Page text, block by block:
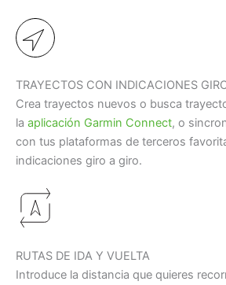
TRAYECTOS CON INDICACIONES
Crea trayectos nuevos o busca
la aplicación Garmin Connect, o
con tus plataformas de terceros
indicaciones giro a giro.
RUTAS DE IDA Y VUELTA
Introduce la distancia que quieres